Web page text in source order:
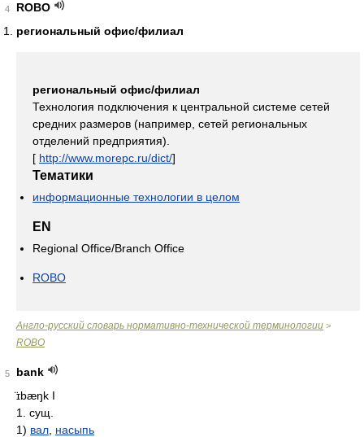
4
ROBO
региональный офис/филиал
региональный офис/филиал
Технология подключения к центральной системе сетей
средних размеров (например, сетей региональных
отделений предприятия).
[ http://www.morepc.ru/dict/]
Тематики
информационные технологии в целом
EN
Regional Office/Branch Office
ROBO
Англо-русский словарь нормативно-технической терминологии >
ROBO
5
bank
̈ɪbæŋk I
1. сущ.
1) вал насыпь